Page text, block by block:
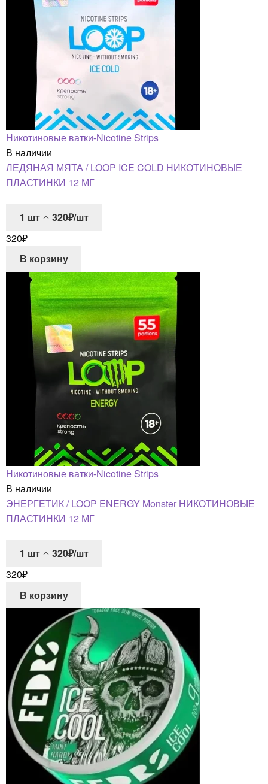
Никотиновые ватки-Nicotine Strips
В наличии
ЛЕДЯНАЯ МЯТА / LOOP ICE COLD НИКОТИНОВЫЕ
ПЛАСТИНКИ 12 МГ
1 шт
320₽/шт
320₽
В корзину
Никотиновые ватки-Nicotine Strips
В наличии
ЭНЕРГЕТИК / LOOP ENERGY Monster НИКОТИНОВЫЕ
ПЛАСТИНКИ 12 МГ
1 шт
320₽/шт
320₽
В корзину